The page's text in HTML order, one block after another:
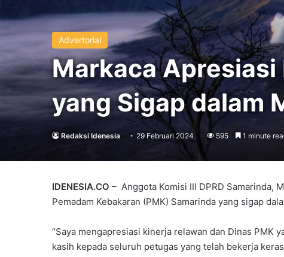
Advertorial
Markaca Apresiasi
yang Sigap dalam
Redaksi Idenesia 29 Februari 2024 595 1 minute
IDENESIA.CO – Anggota Komisi III DPRD Samarinda,
Pemadam Kebakaran (PMK) Samarinda yang sigap
“Saya mengapresiasi kinerja relawan dan Dinas PMK
kasih kepada seluruh petugas yang telah bekerja